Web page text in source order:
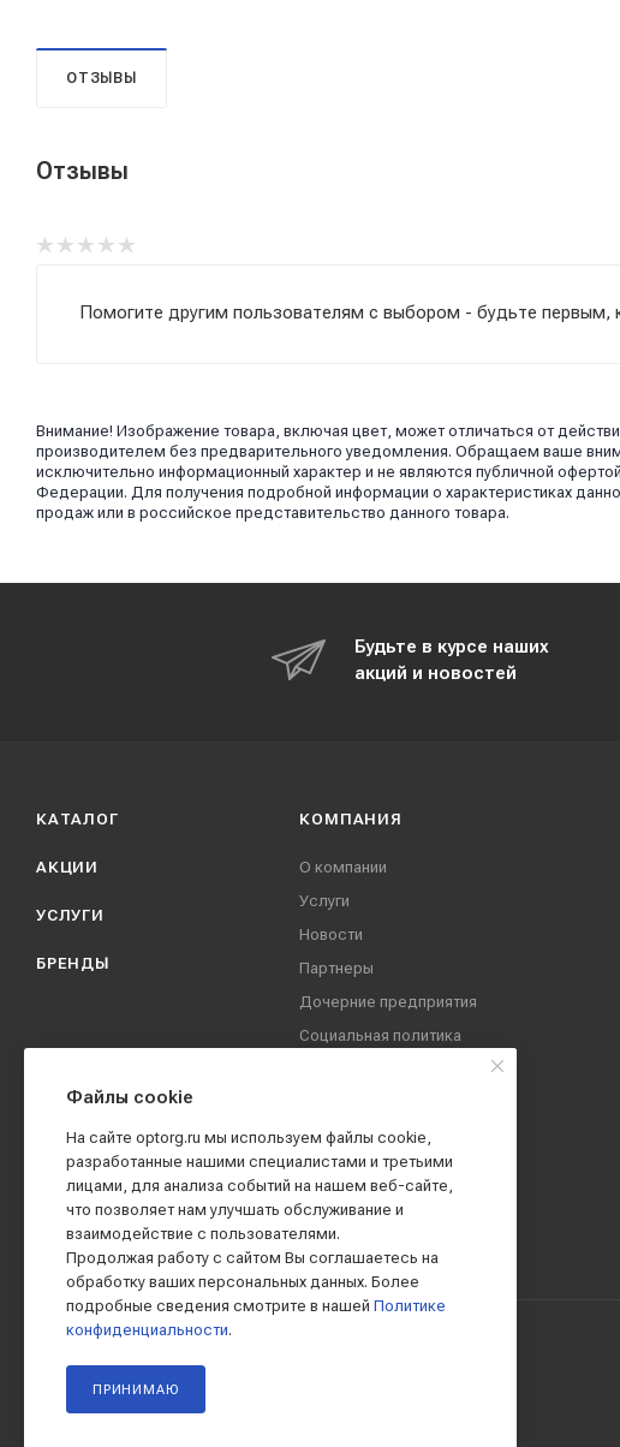
ОТЗЫВЫ
Отзывы
Помогите другим пользователям с выбором - будьте
Внимание! Изображение товара, включая цвет, может отличаться от
производителем без предварительного уведомления. Обращаем ваше
исключительно информационный характер и не являются публичной
Федерации. Для получения подробной информации о характеристиках
продаж или в российское представительство данного товара.
Будьте в курсе наших
акций и новостей
КАТАЛОГ
АКЦИИ
УСЛУГИ
БРЕНДЫ
КОМПАНИЯ
О компании
Услуги
Новости
Партнеры
Дочерние предприятия
Социальная политика
Вакансии
Реквизиты
Контакты
Файлы cookie
На сайте optorg.ru мы используем файлы cookie,
разработанные нашими специалистами и третьими
лицами, для анализа событий на нашем веб-сайте,
что позволяет нам улучшать обслуживание и
взаимодействие с пользователями.
Продолжая работу с сайтом Вы соглашаетесь на
обработку ваших персональных данных. Более
подробные сведения смотрите в нашей Политике
конфиденциальности.
ПРИНИМАЮ